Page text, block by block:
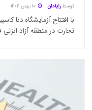
توسط رایادان
با افتتاح آزمایشگاه دنا
تجارت در منطقه آزاد